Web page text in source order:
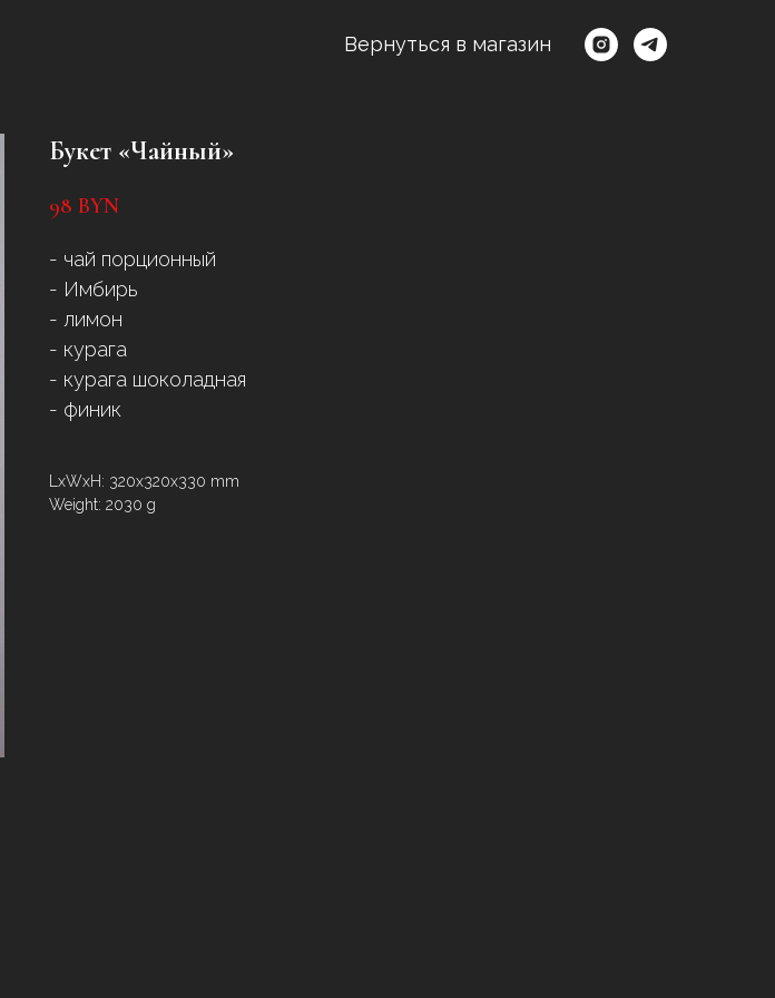
Вернуться в магазин
Букет «Чайный»
98 BYN
- чай порционный
- Имбирь
- лимон
- курага
- курага шоколадная
- финик
LxWxH: 320x320x330 mm
Weight: 2030 g